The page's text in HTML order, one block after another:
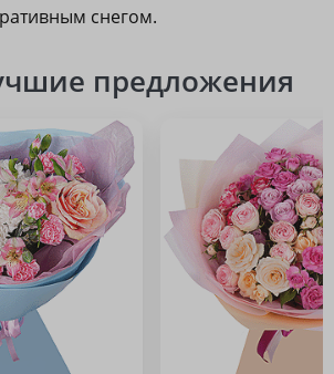
снегом.
предложения